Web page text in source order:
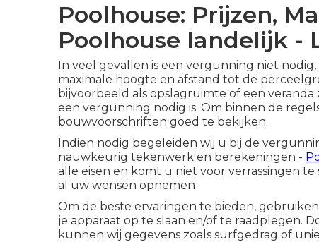
Poolhouse: Prijzen,
Poolhouse landelijk -
In veel gevallen is een vergunning niet
maximale hoogte en afstand tot de
bijvoorbeeld als opslagruimte of een veranda
een vergunning nodig is. Om binnen de
bouwvoorschriften goed te bekijken.
Indien nodig begeleiden wij u bij de
nauwkeurig tekenwerk en berekeningen -
alle eisen en komt u niet voor verrassingen te
al uw wensen opnemen
Om de beste ervaringen te bieden,
je apparaat op te slaan en/of te raadplegen.
kunnen wij gegevens zoals surfgedrag of